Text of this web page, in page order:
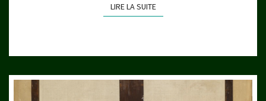
LIRE LA SUITELIRE LA SUITE